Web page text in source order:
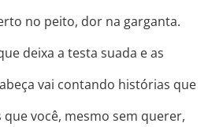
no peito, dor na garganta.
deixa a testa suada e as
vai contando histórias que
você, mesmo sem querer,